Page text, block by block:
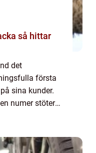
det
första
sina kunder.
numer stöter